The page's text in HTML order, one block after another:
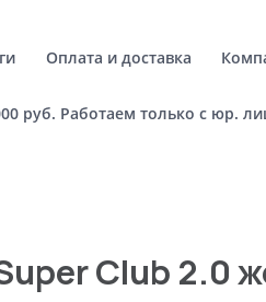
Оплата и доставка
руб. Работаем только с юр.
Club 2.0